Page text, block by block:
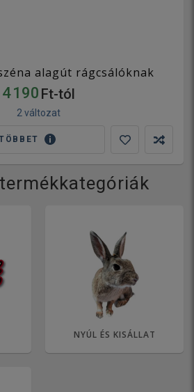
alagút rágcsálóknak
4 190 Ft-tól
2 változat
NYÚL ÉS KISÁLLAT